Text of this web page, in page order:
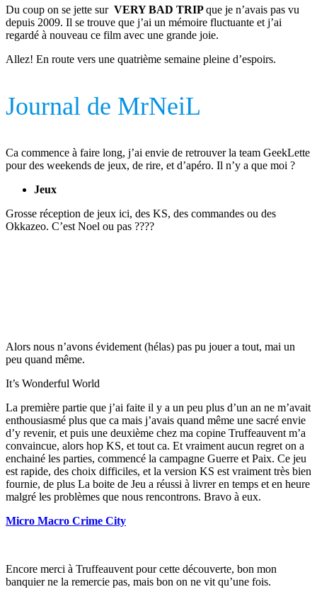
Du coup on se jette sur VERY BAD TRIPque je n’avais pas vu
depuis 2009. Il se trouve que j’ai un mémoire fluctuante et j’ai
regardé à nouveau ce film avec une grande joie.
Allez! En route vers une quatrième semaine pleine d’espoirs.
Journal de MrNeiL
Ca commence à faire long, j’ai envie de retrouver la team GeekLette
pour des weekends de jeux, de rire, et d’apéro. Il n’y a que moi ?
Jeux
Grosse réception de jeux ici, des KS, des commandes ou des
Okkazeo. C’est Noel ou pas ????
Alors nous n’avons évidement (hélas) pas pu jouer a tout, mai un
peu quand même.
It’s Wonderful World
La première partie que j’ai faite il y a un peu plus d’un an ne m’avait
enthousiasmé plus que ca mais j’avais quand même une sacré envie
d’y revenir, et puis une deuxième chez ma copine Truffeauvent m’a
convaincue, alors hop KS, et tout ca. Et vraiment aucun regret on a
enchainé les parties, commencé la campagne Guerre et Paix. Ce jeu
est rapide, des choix difficiles, et la version KS est vraiment très bien
fournie, de plus La boite de Jeu a réussi à livrer en temps et en heure
malgré les problèmes que nous rencontrons. Bravo à eux.
Micro Macro Crime City
Encore merci à Truffeauvent pour cette découverte, bon mon
banquier ne la remercie pas, mais bon on ne vit qu’une fois.